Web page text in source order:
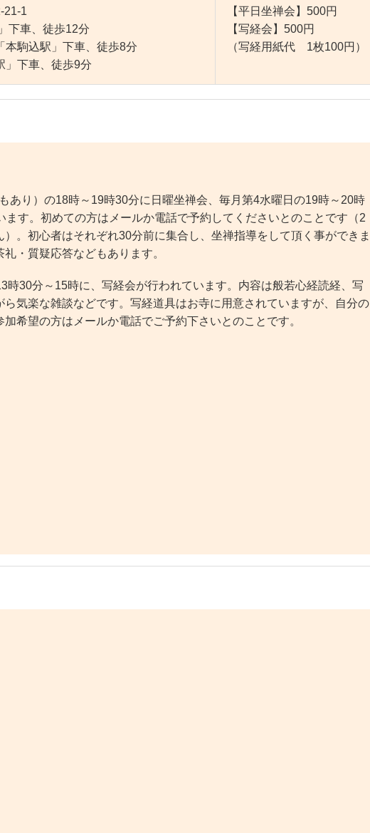
21-1
下車、徒歩12分
込駅」下車、徒歩8分
車、徒歩9分
【平日坐禅会】500円
【写経会】500円
（写経用紙代 1枚100円）
あり）の18時～19時30分に日曜坐禅会、毎月第4水曜日の19時～20時
ます。初めての方はメールか電話で予約してくださいとのことです（2
。初心者はそれぞれ30分前に集合し、坐禅指導をして頂く事ができま
・質疑応答などもあります。
30分～15時に、写経会が行われています。内容は般若心経読経、写
気楽な雑談などです。写経道具はお寺に用意されていますが、自分の
希望の方はメールか電話でご予約下さいとのことです。